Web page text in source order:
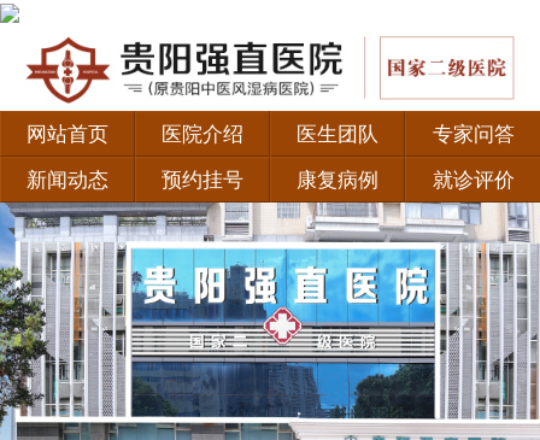
网站首页 医院介绍 医生团队
专家问答
新闻动态
预约挂号 康复病例 就诊评价